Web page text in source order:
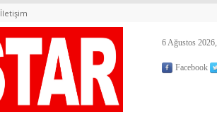
İletişim
6 Ağustos
Facebook